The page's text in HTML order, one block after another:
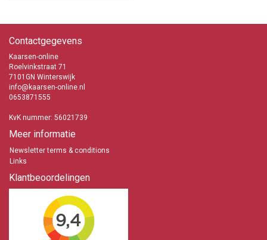
Contactgegevens
Kaarsen-online
Roelvinkstraat 71
7101GN Winterswijk
info@kaarsen-online.nl
0653871555
KvK nummer: 56021739
Meer informatie
Newsletter terms & conditions
Links
Klantbeoordelingen